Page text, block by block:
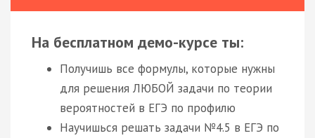
На бесплатном демо-курсе ты:
Получишь все формулы, которые нужны
для решения ЛЮБОЙ задачи по теории
вероятностей в ЕГЭ по профилю
Научишься решать задачи №4.5 в ЕГЭ по